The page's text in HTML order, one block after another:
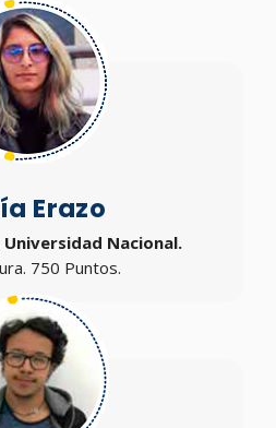
Erazo
Nacional.
750 Puntos.